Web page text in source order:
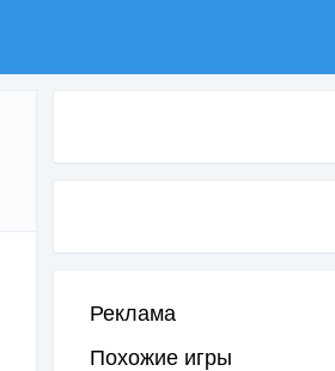
Реклама
Похожие игры